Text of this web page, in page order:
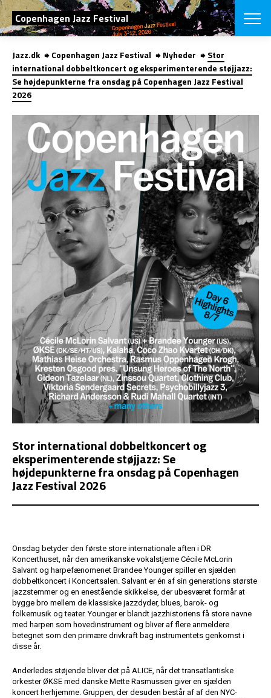
SØG
Copenhagen Jazz Festival
English
VÆLG
VINTERJAZZ
PROGRAM
Temaer
App
LOCATIONS
Venues &
App
INFO
Presse/
Om
Om
Kontakt
Om fonden
Om
SHOP
Jazz.dk Copenhagen Jazz Festival Nyheder
Stor
international dobbeltkoncert og eksperimenterende støjjazz:
Se højdepunkterne fra onsdag på Copenhagen Jazz Festival
2026
Stor international dobbeltkoncert og
eksperimenterende støjjazz: Se
højdepunkterne fra onsdag på Copenhagen
Jazz Festival 2026
Onsdag betyder den første store internationale aften i DR
Koncerthuset, når den amerikanske vokalstjerne Cécile McLorin
Salvant og harpefænomenet Brandee Younger spiller en sjælden
dobbeltkoncert i Koncertsalen. Salvant er én af sin generations største
jazzstemmer og en enestående skikkelse, der ubesværet formår at
bygge bro mellem de klassiske jazzdyder, blues, barok- og
folkemusik og teater. Younger er blandt jazzhistoriens få store navne
med harpen som hovedinstrument og bliver af flere anmeldere
betegnet som den primære drivkraft bag instrumentets genkomst i
disse år.
Anderledes støjende bliver det på ALICE, når det transatlantiske
orkester ØKSE med danske Mette Rasmussen giver en sjælden
koncert herhjemme. Gruppen, der desuden består af af den NYC-